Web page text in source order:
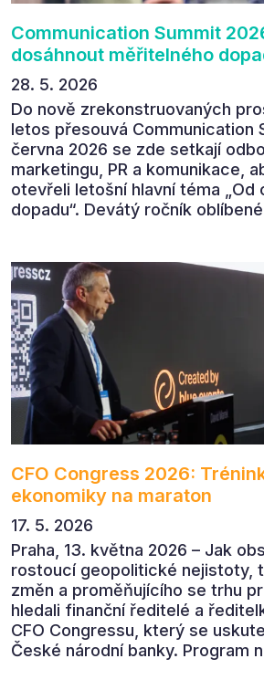
Communication Summit
dosáhnout měřitelného
28. 5. 2026
Do nově zrekonstruovaných
letos přesouvá Communication
června 2026 se zde setkají
marketingu, PR a komunikace,
otevřeli letošní hlavní téma „Od
dopadu“. Devátý ročník
CFO Congress 2026:
ekonomiky na maraton
17. 5. 2026
Praha, 13. května 2026 – Jak
rostoucí geopolitické nejistoty,
změn a proměňujícího se trhu
hledali finanční ředitelé a
CFO Congressu, který se
České národní banky. Program